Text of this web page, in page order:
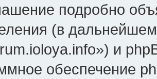
подробно
(в
и
обеспечение